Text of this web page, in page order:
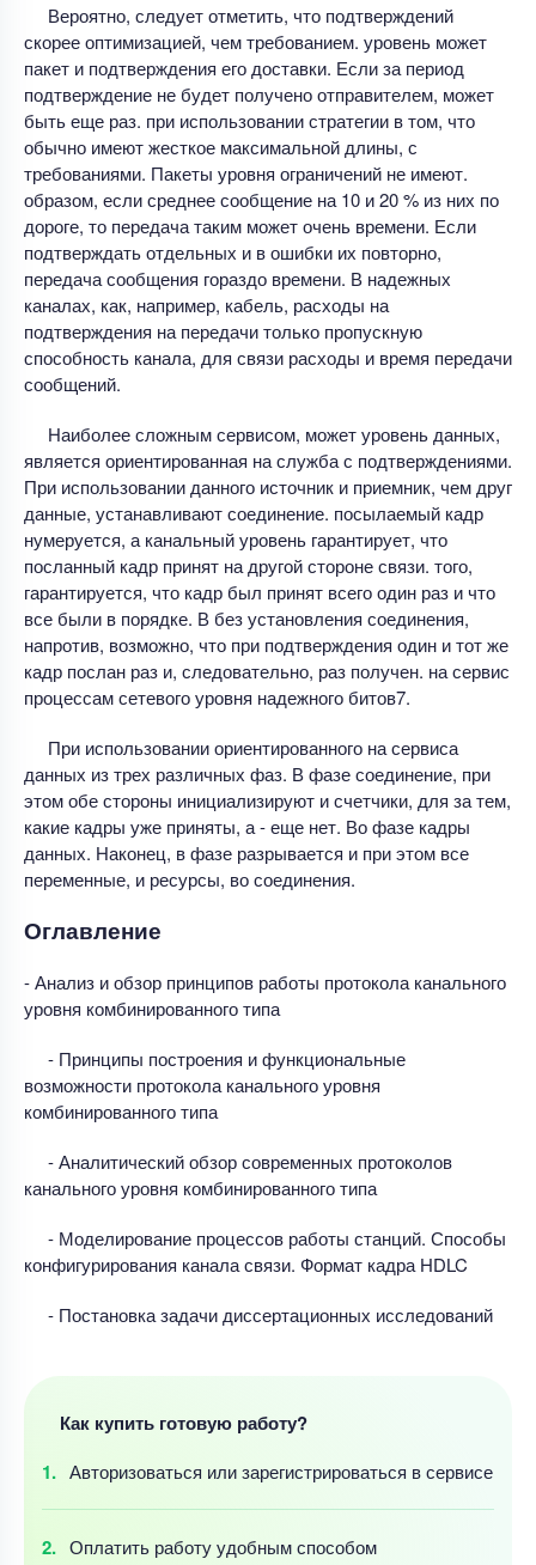
Вероятно, следует отметить, что подтверждений
скорее оптимизацией, чем требованием. уровень может
пакет и подтверждения его доставки. Если за период
подтверждение не будет получено отправителем, может
быть еще раз. при использовании стратегии в том, что
обычно имеют жесткое максимальной длины, с
требованиями. Пакеты уровня ограничений не имеют.
образом, если среднее сообщение на 10 и 20 % из них по
дороге, то передача таким может очень времени. Если
подтверждать отдельных и в ошибки их повторно,
передача сообщения гораздо времени. В надежных
каналах, как, например, кабель, расходы на
подтверждения на передачи только пропускную
способность канала, для связи расходы и время передачи
сообщений.
Наиболее сложным сервисом, может уровень данных,
является ориентированная на служба с подтверждениями.
При использовании данного источник и приемник, чем друг
данные, устанавливают соединение. посылаемый кадр
нумеруется, а канальный уровень гарантирует, что
посланный кадр принят на другой стороне связи. того,
гарантируется, что кадр был принят всего один раз и что
все были в порядке. В без установления соединения,
напротив, возможно, что при подтверждения один и тот же
кадр послан раз и, следовательно, раз получен. на сервис
процессам сетевого уровня надежного битов7.
При использовании ориентированного на сервиса
данных из трех различных фаз. В фазе соединение, при
этом обе стороны инициализируют и счетчики, для за тем,
какие кадры уже приняты, а - еще нет. Во фазе кадры
данных. Наконец, в фазе разрывается и при этом все
переменные, и ресурсы, во соединения.
Оглавление
- Анализ и обзор принципов работы протокола канального
уровня комбинированного типа
- Принципы построения и функциональные
возможности протокола канального уровня
комбинированного типа
- Аналитический обзор современных протоколов
канального уровня комбинированного типа
- Моделирование процессов работы станций. Способы
конфигурирования канала связи. Формат кадра HDLC
- Постановка задачи диссертационных исследований
Как купить готовую работу?
Авторизоваться или зарегистрироваться в сервисе
Оплатить работуудобнымспособом